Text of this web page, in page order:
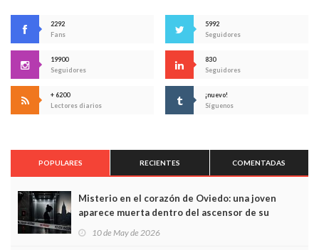
2292
Fans
5992
Seguidores
19900
Seguidores
830
Seguidores
+ 6200
Lectores diarios
¡nuevo!
Síguenos
POPULARES RECIENTES COMENTADAS
Misterio en el corazón de Oviedo: una joven
aparece muerta dentro del ascensor de su
edificio y las cámaras captan sus últimos minutos
10 de May de 2026